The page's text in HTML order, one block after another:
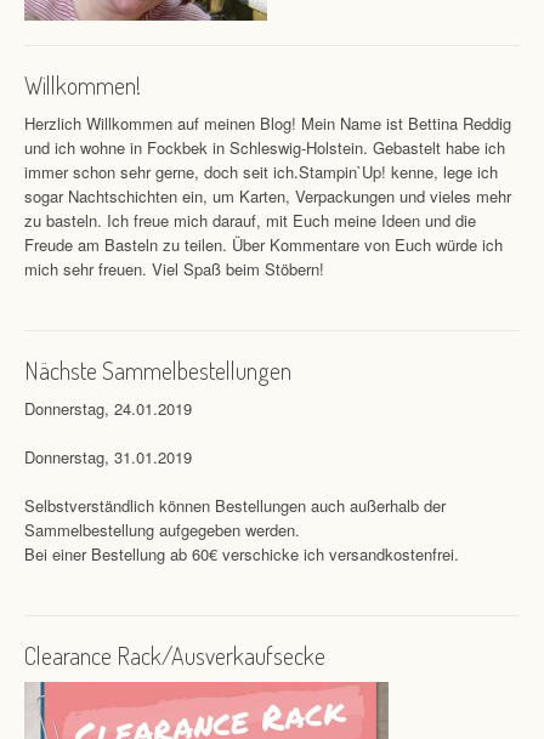
Willkommen!
Herzlich Willkommen auf meinen Blog! Mein Name ist Bettina Reddig
und ich wohne in Fockbek in Schleswig-Holstein. Gebastelt habe ich
immer schon sehr gerne, doch seit ich.Stampin`Up! kenne, lege ich
sogar Nachtschichten ein, um Karten, Verpackungen und vieles mehr
zu basteln. Ich freue mich darauf, mit Euch meine Ideen und die
Freude am Basteln zu teilen. Über Kommentare von Euch würde ich
mich sehr freuen. Viel Spaß beim Stöbern!
Nächste Sammelbestellungen
Donnerstag, 24.01.2019
Donnerstag, 31.01.2019
Selbstverständlich können Bestellungen auch außerhalb der
Sammelbestellung aufgegeben werden.
Bei einer Bestellung ab 60€ verschicke ich versandkostenfrei.
Clearance Rack/Ausverkaufsecke